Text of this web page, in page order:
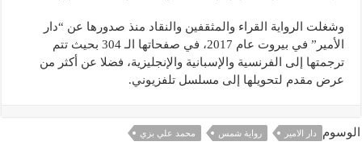
وشغلت الرواية القراء والمثقفين والنقاد منذ صدورها عن “دار
الأمير” في بيروت عام 2017، في صفحاتها الـ 304 بحيث تتم
ترجمتها إلى الفرنسية والإسبانية والإنجليزية، فضلا عن أكثر من
عرض مقدم لتحويلها إلى مسلسل تلفزيوني.
الوسوم دار الامير رواية شمس محمد علي بزي